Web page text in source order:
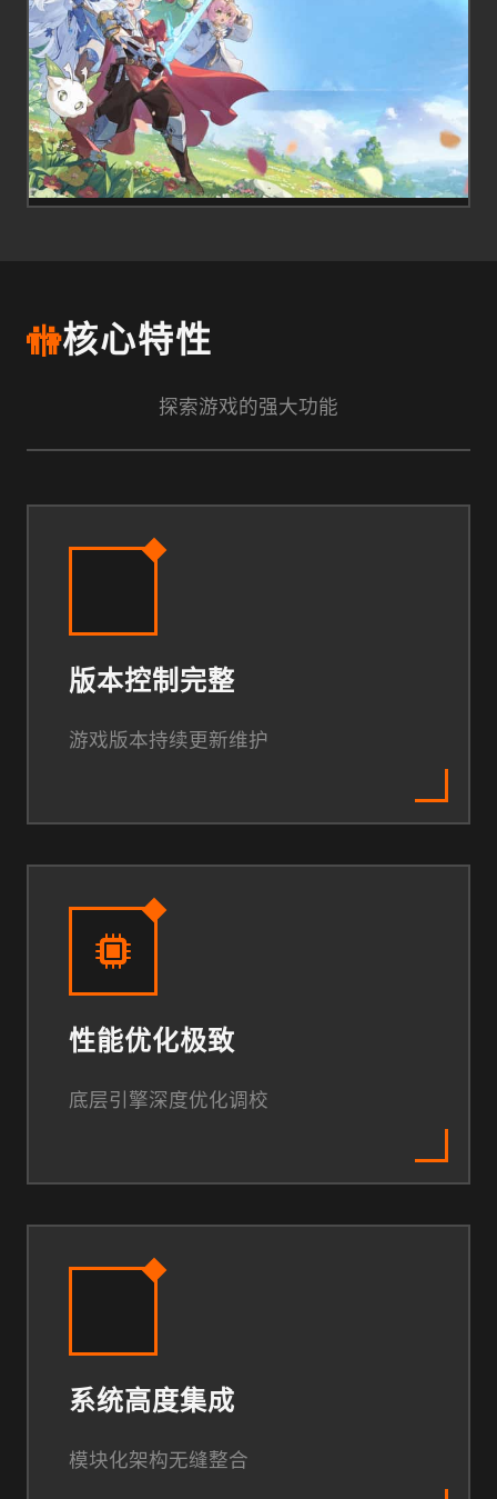
🚻核心特性
探索游戏的强大功能
版本控制完整
游戏版本持续更新维护
性能优化极致
底层引擎深度优化调校
系统高度集成
模块化架构无缝整合